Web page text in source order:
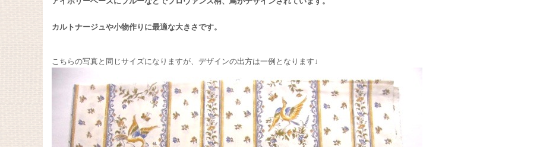
カルトナージュや小物作りに最適な大きさです。
こちらの写真と同じサイズになりますが、デザインの出方は一例となります↓